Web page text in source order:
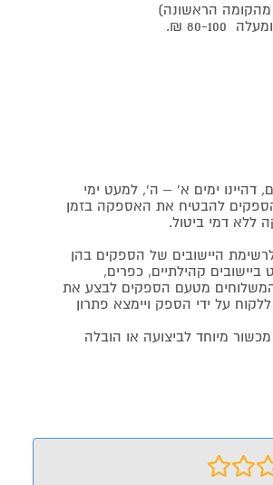
דהיינו ימים א' – ה', למעט ימי
להבטיח את האספקה בזמן
ללא דמי ביטול.
היישובים של הספקים בהן
קהילתיים, כפרים,
המשלוחים מטעם הספקים לבצע את
על ידי הספק ויימצא פתרון
מיוחד לביצועה או הובלה